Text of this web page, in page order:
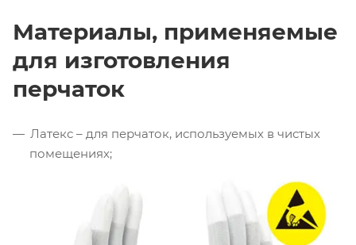
Материалы, применяемые
для изготовления
перчаток
Латекс – для перчаток, используемых в чистых
помещениях;